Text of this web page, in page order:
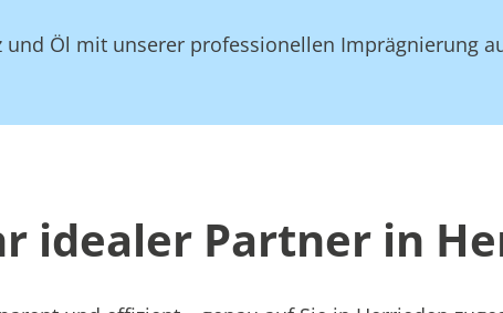
und Öl mit unserer professionellen Imprägnierung
idealer Partner in